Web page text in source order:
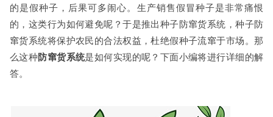
的是假种子，后果可多闹心。生产销售假冒种子是非常痛恨
的，这类行为如何避免呢？于是推出种子防窜货系统，种子防
窜货系统将保护农民的合法权益，杜绝假种子流窜于市场。那
么这种防窜货系统是如何实现的呢？下面小编将进行详细的解
答。